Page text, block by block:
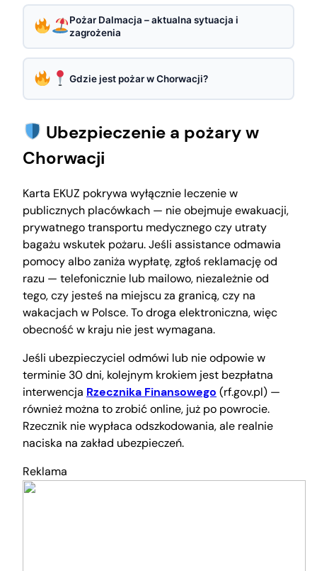
Pożar Dalmacja – aktualna sytuacja i
zagrożenia
Gdzie jest pożar w Chorwacji?
Ubezpieczenie a pożary w
Chorwacji
Karta EKUZ pokrywa wyłącznie leczenie w
publicznych placówkach — nie obejmuje ewakuacji,
prywatnego transportu medycznego czy utraty
bagażu wskutek pożaru. Jeśli assistance odmawia
pomocy albo zaniża wypłatę, zgłoś reklamację od
razu — telefonicznie lub mailowo, niezależnie od
tego, czy jesteś na miejscu za granicą, czy na
wakacjach w Polsce. To droga elektroniczna, więc
obecność w kraju nie jest wymagana.
Jeśli ubezpieczyciel odmówi lub nie odpowie w
terminie 30 dni, kolejnym krokiem jest bezpłatna
interwencja Rzecznika Finansowego (rf.gov.pl) —
również można to zrobić online, już po powrocie.
Rzecznik nie wypłaca odszkodowania, ale realnie
naciska na zakład ubezpieczeń.
Reklama